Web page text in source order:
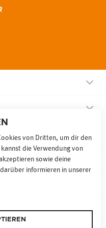
von Dritten, um dir den
die Verwendung von
sowie deine
informieren in unserer
ONLINE